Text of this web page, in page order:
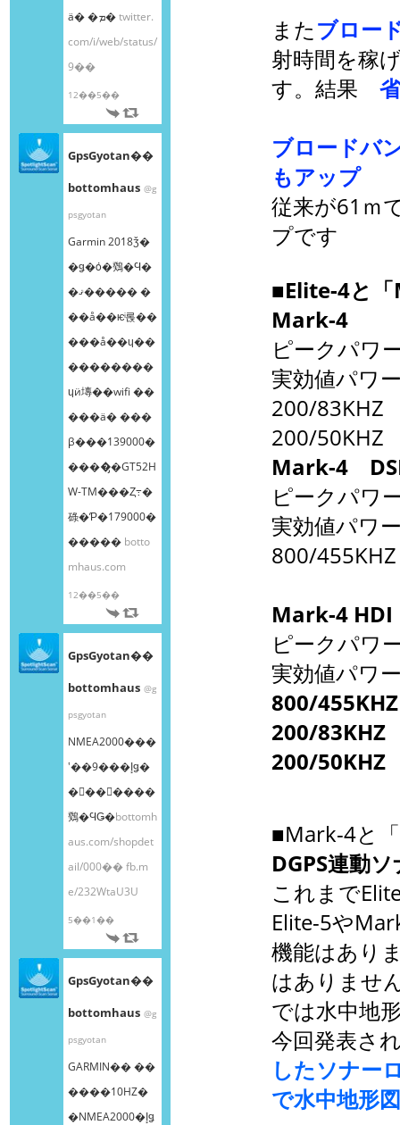
ä� �ܡ�twitter.
com/i/web/status/
9��
12��5��
GpsGyotan��
bottomhaus @g
psgyotan
Garmin 2018ǯ�
�ǥ�ȯ�䳫�Ϥ�
�ޤ����� �
��å��ѥͥ롡��
���å��ɥ��
��������
ɥӥ塼��wifi ��
���ä� ���
β���139000�
����̡�GT52H
W-TM���Ȥ߹�
碌�Ƥ�179000�
����� botto
mhaus.com
12��5��
GpsGyotan��
bottomhaus @g
psgyotan
NMEA2000���
ʽ��9���إǥ�
�󥰥��󥵡����
䳫�ϤǤ�bottomh
aus.com/shopdet
ail/000��fb.m
e/232WtaU3U
5��1��
GpsGyotan��
bottomhaus @g
psgyotan
GARMIN�� ��
����10HZ�
�NMEA2000�إǥ
またブロー
射時間を稼
す。結果
ブロードバ
もアップ
従来が61ｍ
プです
■Elite-4と
Mark-4
ピークパ
実効値パワ
200/
200/
Mark-4
ピークパ
実効値パワ
800/
Mark-4
ピークパワ
実効値パワ
800/
200/
200/
■Mark-4と
DGPS連動
これまで
Elite-5や
機能はあり
はありませ
では水中地
今回発表さ
したソナー
で水中地形